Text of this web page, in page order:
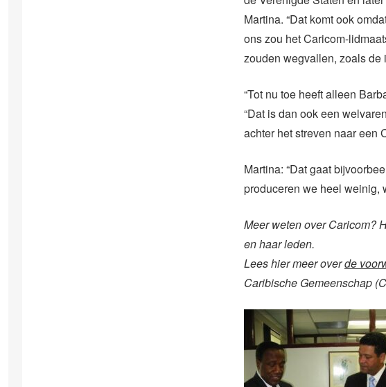
Martina. “Dat komt ook
ons zou het Caricom-
zouden wegvallen, zoals de
“Tot nu toe heeft alleen
“Dat is dan ook een
achter het streven naar een
Martina: “Dat gaat
produceren we heel weinig,
Meer weten over Caricom?
en haar leden.
Lees hier meer overde
Caribische Gemeenschap